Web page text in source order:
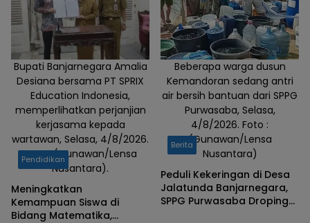
Senin,
10/3/2025. (Foto
Gunawan/Lensa
Nusantara).
Bupati Banjarnegara Amalia
Desiana bersama PT SPRIX
Education Indonesia,
memperlihatkan perjanjian
kerjasama kepada
wartawan, Selasa, 4/8/2026.
Foto : (Gunawan/Lensa
Nusantara).
Pendidikan
Meningkatkan
Kemampuan Siswa di
Bidang Matematika,
Beberapa warga dusun
Kemandoran sedang antri
air bersih bantuan dari SPPG
Purwasaba, Selasa,
4/8/2026. Foto :
(Gunawan/Lensa
Nusantara)
Berita
Peduli Kekeringan di Desa
Jalatunda Banjarnegara,
SPPG Purwasaba Droping